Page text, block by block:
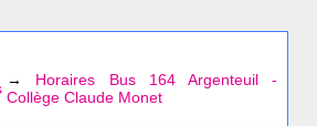
→ Horaires Bus 164 Argenteuil -
Collège Claude Monet